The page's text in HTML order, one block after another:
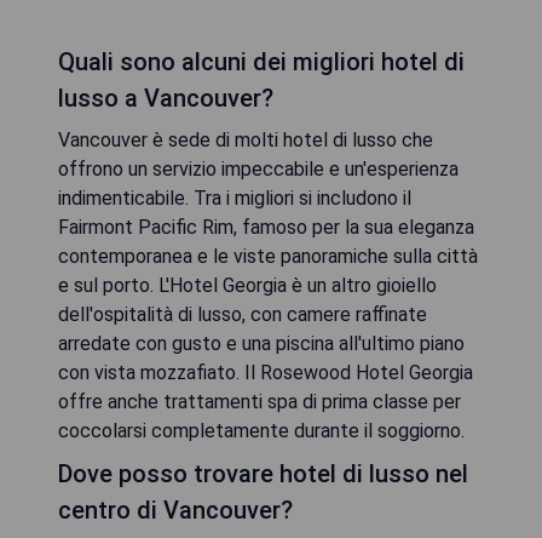
Quali sono alcuni dei migliori hotel di
lusso a Vancouver?
Vancouver è sede di molti hotel di lusso che
offrono un servizio impeccabile e un'esperienza
indimenticabile. Tra i migliori si includono il
Fairmont Pacific Rim, famoso per la sua eleganza
contemporanea e le viste panoramiche sulla città
e sul porto. L'Hotel Georgia è un altro gioiello
dell'ospitalità di lusso, con camere raffinate
arredate con gusto e una piscina all'ultimo piano
con vista mozzafiato. Il Rosewood Hotel Georgia
offre anche trattamenti spa di prima classe per
coccolarsi completamente durante il soggiorno.
Dove posso trovare hotel di lusso nel
centro di Vancouver?